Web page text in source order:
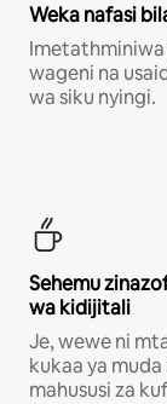
Weka nafasi
Imetathminiwa
wageni na
wa siku nyingi.
Sehemu
wa kidijitali
Je, wewe ni
kukaa ya
mahususi za